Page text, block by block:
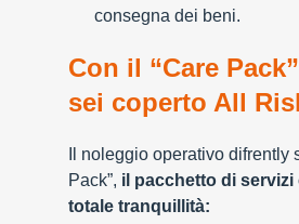
consegna dei beni.
Con il “Care
sei coperto All
Il noleggio operativo
Pack”, il pacchetto di servizi
totale tranquillità: